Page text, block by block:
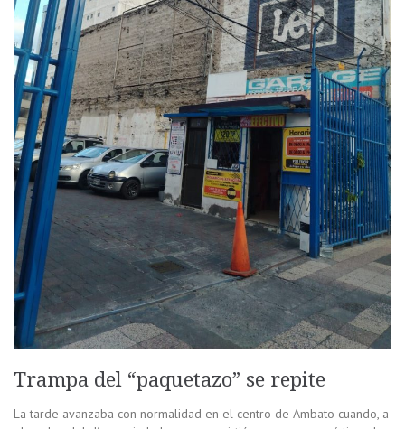
Trampa del “paquetazo” se repite
La tarde avanzaba con normalidad en el centro de Ambato cuando, a